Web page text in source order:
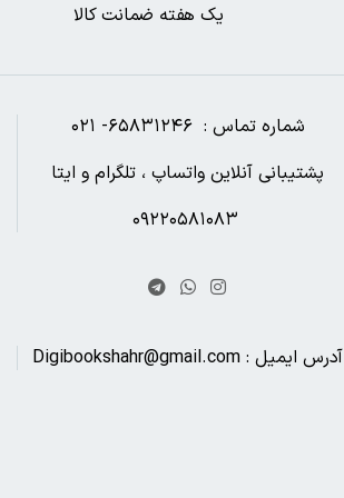
یک هفته ضمانت کالا
شماره تماس : ۶۵۸۳۱۲۴۶- ۰۲۱
پشتیبانی آنلاین واتساپ ، تلگرام و ایتا
آدرس ایمیل : Digibookshahr@gmail.com